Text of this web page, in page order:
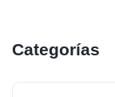
Categorías